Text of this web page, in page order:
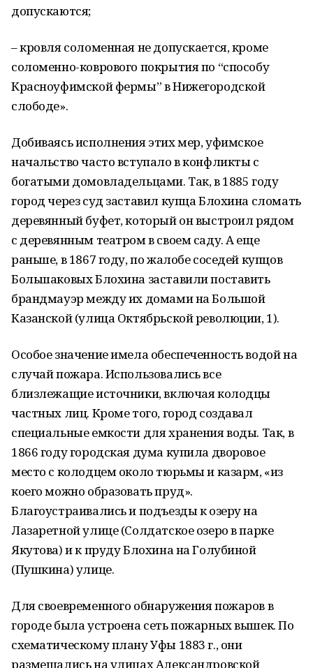
допускаются;
– кровля соломенная не допускается, кроме
соломенно-коврового покрытия по “способу
Красноуфимской фермы” в Нижегородской
слободе».
Добиваясь исполнения этих мер, уфимское
начальство часто вступало в конфликты с
богатыми домовладельцами. Так, в 1885 году
город через суд заставил купца Блохина сломать
деревянный буфет, который он выстроил рядом
с деревянным театром в своем саду. А еще
раньше, в 1867 году, по жалобе соседей купцов
Большаковых Блохина заставили поставить
брандмауэр между их домами на Большой
Казанской (улица Октябрьской революции, 1).
Особое значение имела обеспеченность водой на
случай пожара. Использовались все
близлежащие источники, включая колодцы
частных лиц. Кроме того, город создавал
специальные емкости для хранения воды. Так, в
1866 году городская дума купила дворовое
место с колодцем около тюрьмы и казарм, «из
коего можно образовать пруд».
Благоустраивались и подъезды к озеру на
Лазаретной улице (Солдатское озеро в парке
Якутова) и к пруду Блохина на Голубиной
(Пушкина) улице.
Для своевременного обнаружения пожаров в
городе была устроена сеть пожарных вышек. По
схематическому плану Уфы 1883 г., они
размещались на улицах Александровской